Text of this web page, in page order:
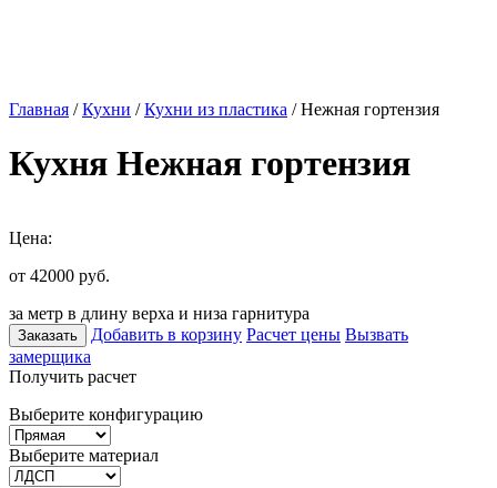
Главная /Кухни /Кухни из пластика / Нежная гортензия
Кухня Нежная гортензия
Цена:
от 42000 руб.
за метр в длину верха и низа гарнитура
Заказать Добавить в корзину Расчет цены Вызвать
замерщика
Получить расчет
Выберите конфигурацию
Выберите материал